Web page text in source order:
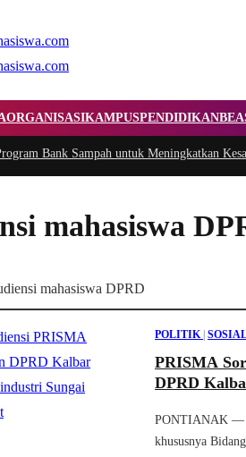
ORGANISASIKAMPUSPENDIDIKAN
Sampah untuk Meningkatkan
mahasiswa
mahasiswa DPRD
POLITIK |
PRISMA
DPRD
PONTIANAK —
khususnya